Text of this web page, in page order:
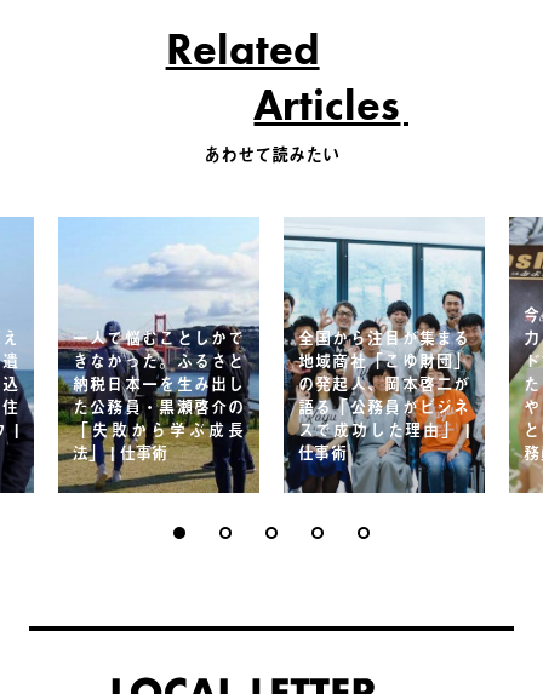
Related
Articles
あわせて読みたい
|
一人で悩むことしかで
きなかった。ふるさと
納税日本一を生み出し
た公務員・黒瀬啓介の
「失敗から学ぶ成長
法」 | 仕事術
全国から注目が集まる
地域商社「こゆ財団」
の発起人、岡本啓二が
語る「公務員がビジネ
スで成功した理由」 |
仕事術